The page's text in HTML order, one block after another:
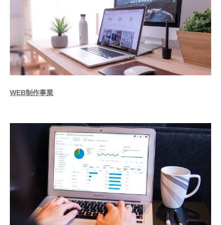
WEB制作事業